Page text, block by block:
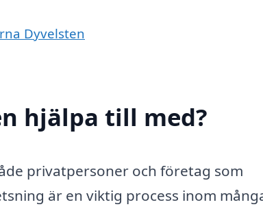
Dyvelsten
hjälpa till med?
privatpersoner och företag som
är en viktig process inom